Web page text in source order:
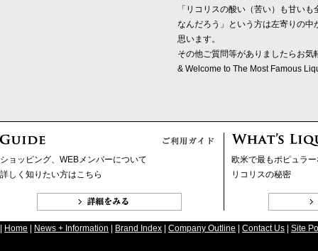
「リコリスの酸い（苦い）も甘い
なんだろう」という方は左寄りの
思います。
その他ご質問等がありましたらお気
& Welcome to The Most Famous
ショッピング、WEBメンバーについて
詳しく知りたい方はこちら
欧米で最もポピュラ
リコリスの秘密
| Home | News + Information | Brand Index | Company Outline | Contact Us | Site